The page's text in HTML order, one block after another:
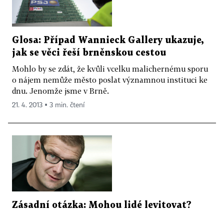
Glosa: Případ Wannieck Gallery ukazuje,
jak se věci řeší brněnskou cestou
Mohlo by se zdát, že kvůli vcelku malichernému sporu
o nájem nemůže město poslat významnou instituci ke
dnu. Jenomže jsme v Brně.
21. 4. 2013 ▪ 3 min. čtení
Zásadní otázka: Mohou lidé levitovat?